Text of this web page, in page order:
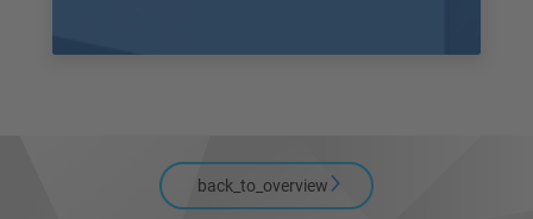
back_to_overview